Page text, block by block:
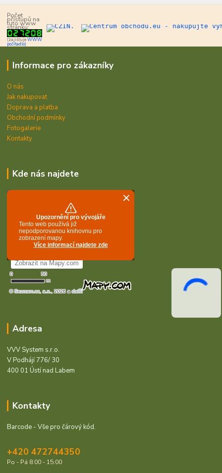
Počet
přístupů na
tuto www
stránku:
(zajišťujeWWW
počítadlo)
Informace pro zákazníky
O nás
Jak nakupovat
Doprava a platba
Obchodní podmínky
Fotogalerie
Kontakty
Kde nás najdete
Adresa
VVV System s.r.o.
V Podhájí 776/ 30
400 01 Ústí nad Labem
Kontakty
Barcode - Vše pro čárový kód.
+420 472744350
Po - Pá 8:00 - 15:00